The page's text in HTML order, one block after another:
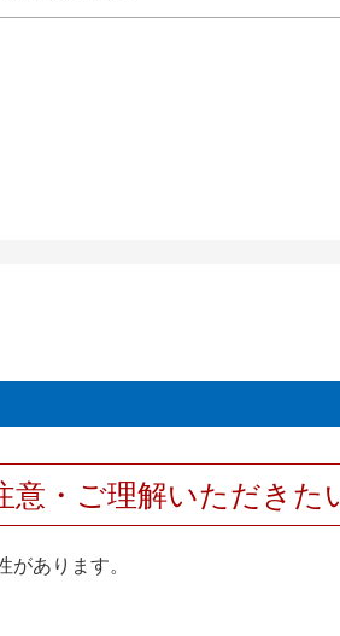
意・ご理解いただきた
あります。